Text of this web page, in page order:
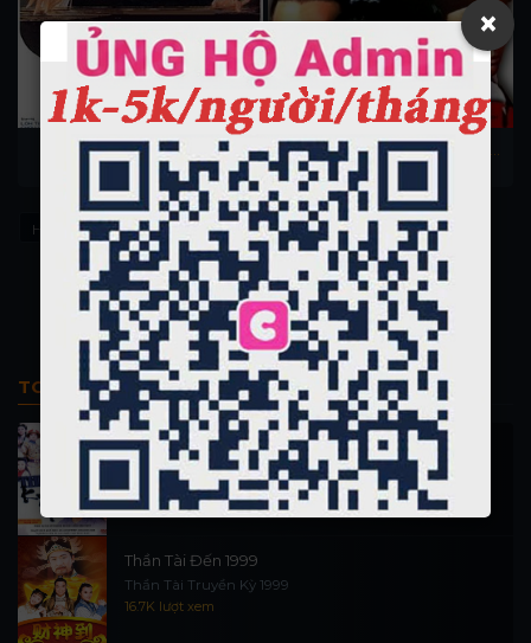
Full HD
Thiến Nữ U Hồn 1960
倩女幽魂 1960
Bảo Tiêu 1969 - Phim chưởng
võ hiệp xưa cũ Hong Kong
Bảo Tiêu 1969
Hannie Caulder
TOP PHIM BỘ
Thi Công Kỳ Án 1997
施公奇案 1997
90.2K lượt xem
Thần Tài Đến 1999
Thần Tài Truyền Kỳ 1999
16.7K lượt xem
×